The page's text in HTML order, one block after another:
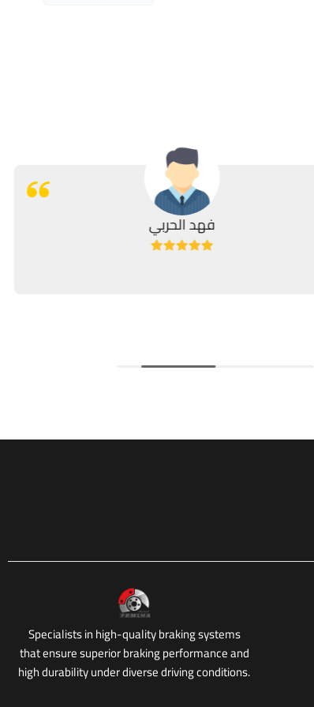
فهد الحربي
Specialists in high-quality braking systems
that ensure superior braking performance and
high durability under diverse driving conditions.